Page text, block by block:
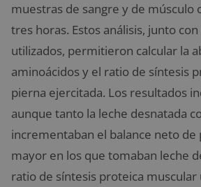
muestras de sangre y de músculo
tres horas. Estos análisis, junto
utilizados, permitieron calcular la
aminoácidos y el ratio de síntesis
pierna ejercitada. Los resultados
aunque tanto la leche desnatada
incrementaban el balance neto de
mayor en los que tomaban leche
ratio de síntesis proteica muscular